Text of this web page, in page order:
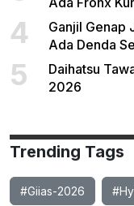
4
Ganjil Genap
Ada Denda
5
Daihatsu
2026
Trending Tags
#Giias-2026